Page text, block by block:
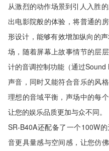
从激烈的动作场景到引人入胜
出电影院般的体验，将普通的
形设计，能够有效增加纵向的
场，随着屏幕上故事情节的层
计的音调控制功能（通过
声音，同时又能符合音乐的风
理想的音域平衡，声场中的每
让您的娱乐品质更加与众不同。
SR-B40A还配备了一个100W
音更具量感与空间感，让您仿